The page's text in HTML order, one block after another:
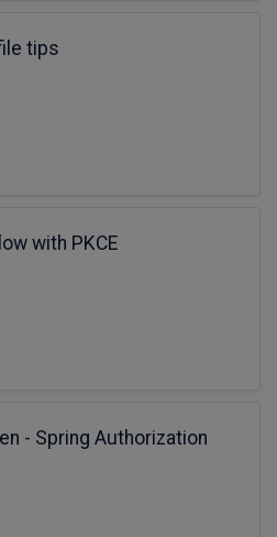
tips
with PKCE
- Spring Authorization